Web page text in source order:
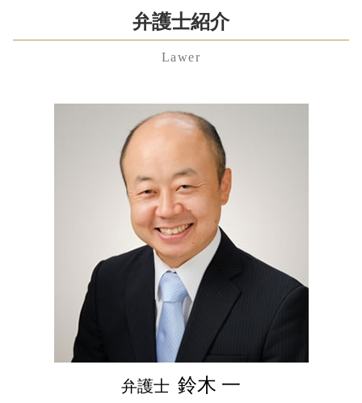
婚姻費用分担請求 弁護士 費用
性格の不一致 離婚 慰謝料
吸収 合併
普通 決議
株式交換 メリット
遺留分侵害額請求権 時効
公正証書遺言 必要書類
遺産分割協議
公正証書遺言 費用
相続放棄 必要書類
相続財産 調査 自分で
公正証書遺言 作り方
労働問題 弁護士
労働問題 弁護士 東京
残業代請求 時効
労働問題 弁護士 費用
不当解雇 慰謝料 相場
東京都 養育費 弁護士 相談
渋谷区 残業代未払い 弁護士 相談
渋谷区 養育費 弁護士 相談
神奈川県 遺言書 弁護士 相談
埼玉県 慰謝料 弁護士 相談
渋谷区 相続 弁護士 相談
港区 残業代未払い 弁護士 相談
神奈川県 不当解雇 弁護士 相談
埼玉県 労働問題 弁護士 相談
神奈川県 遺産分割協議 弁護士 相談
埼玉県 離婚 弁護士 相談
神奈川県 慰謝料 弁護士 相談
神奈川県 労働問題 弁護士 相談
港区 慰謝料 弁護士 相談
東京都 慰謝料 弁護士 相談
中央区 養育費 弁護士 相談
弁護士紹介
Lawer
弁護士 鈴木 一